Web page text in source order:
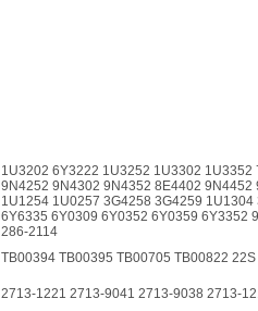
1U3202 6Y3222 1U3252 1U3302
9N4252 9N4302 9N4352 8E4402 9N4452
1U1254 1U0257 3G4258 3G4259
6Y6335 6Y0309 6Y0352 6Y0359 6Y3352
286-2114
TB00394 TB00395 TB00705 TB00822
2713-1221 2713-9041 2713-9038 2713-